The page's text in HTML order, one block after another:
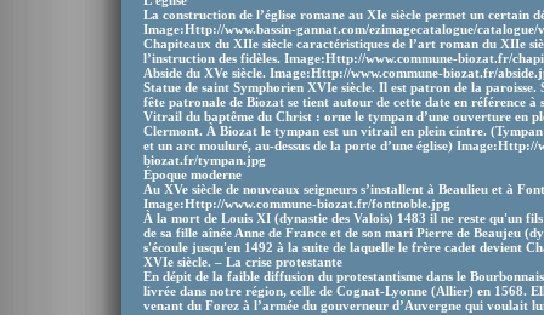
La construction de l’église romane au XIe siècle permet un certain
Image:Http://www.bassin-gannat.com/ezimagecatalogue/
Chapiteaux du XIIe siècle caractéristiques de l’art roman du XIIe
l’instruction des fidèles. Image:Http://www.commune-biozat.fr/
Abside du XVe siècle. Image:Http://www.commune-biozat.fr/
Statue de saint Symphorien XVIe siècle. Il est patron de la paroisse.
fête patronale de Biozat se tient autour de cette date en référence à
Vitrail du baptême du Christ : orne le tympan d’une ouverture en
Clermont. À Biozat le tympan est un vitrail en plein cintre.
et un arc mouluré, au-dessus de la porte d’une église) Image:Http://
biozat.fr/tympan.jpg
Époque moderne
Au XVe siècle de nouveaux seigneurs s’installent à Beaulieu et à
Image:Http://www.commune-biozat.fr/fontnoble.jpg
À la mort de Louis XI (dynastie des Valois) 1483 il ne reste qu'un
de sa fille aînée Anne de France et de son mari Pierre de Beaujeu
s'écoule jusqu'en 1492 à la suite de laquelle le frère cadet devient
XVIe siècle. – La crise protestante
En dépit de la faible diffusion du protestantisme dans le
livrée dans notre région, celle de Cognat-Lyonne (Allier) en 1568.
venant du Forez à l’armée du gouverneur d’Auvergne qui voulait